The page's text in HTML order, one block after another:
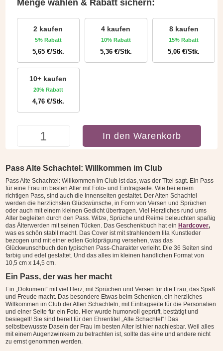
Menge wählen & Rabatt sichern:
2 kaufen
5% Rabatt
5,65 €/Stk.
4 kaufen
10% Rabatt
5,36 €/Stk.
8 kaufen
15% Rabatt
5,06€/Stk.
10+ kaufen
20% Rabatt
4,76 €/Stk.
Willkommen
im
Club
Menge
In den Warenkorb
Pass Alte Schachtel: Willkommen im Club
Pass Alte Schachtel: Willkommen im Club ist das, was der Titel sagt. Ein Pass
für eine Frau im besten Alter mit Foto- und Eintragseite. Wie bei einem
richtigen Pass, sind auch die Innenseiten gestaltet. Der Alten Schachtel
werden die herzlichsten Glückwünsche, in Form von Versen und Sprüchen
oder auch mit einem kleinen Gedicht übertragen. Viel Herzliches rund ums
Alter begleiten durch den Pass. Witze, Sprüche und Reime beleuchten spaßig
das Älterwerden mit seinen Tücken. DasGeschenkbuch hat ein Hardcover,
was es schön stabil macht. Das Cover ist mit strahlendem lila Kunstleder
bezogen und mit einer edlen Goldprägung versehen, was das
Glückwunschbuch den typischen Pass-Charakter verleiht. Die 36 Seiten sind
farbig und edel gestaltet. Und das alles im kleinen handlichen Format von
10,5 cm x 14,5 cm.
Ein Pass, der was her macht
Ein „Dokument“ mit viel Herz, mit Sprüchen und Versen für die Frau, das Spaß
und Freude macht. Das besondere Etwas beim Schenken, ein herzliches
Willkommen im Club der Alten Schachteln, mit Eintragseite für die Personalien
und einer Seite für ein Foto. Hier wurde humorvoll geprüft, bestätigt und
besiegelt! Sie sind bereit für den Ehrentitel „Alte Schachtel“! Das
selbstbewusste Dasein der Frau im besten Alter ist hier nachlesbar. Weil alles
mit einem Augenzwinkern zu betrachten ist, sollte das eine und andere nicht
zu ernst genommen werden.